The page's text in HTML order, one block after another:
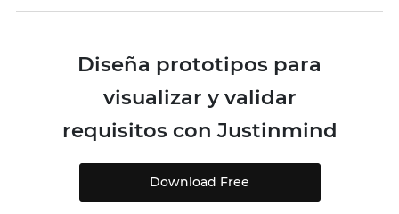
Diseña prototipos para
visualizar y validar
requisitos con Justinmind
Download Free